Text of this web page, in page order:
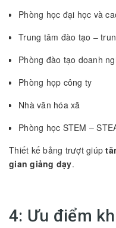
Phòng học đại học và
Trung tâm đào tạo –
Phòng đào tạo doanh
Phòng họp công ty
Nhà văn hóa xã
Phòng học STEM –
Thiết kế bảng trượt giúp
gian giảng dạy.
4: Ưu điểm